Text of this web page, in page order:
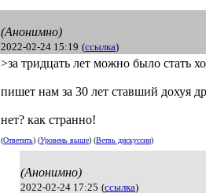
(Анонимно)
2022-02-24 15:19 (ссылка)
>за тридцать лет можно было стать
пишет нам за 30 лет ставший дохуя
нет? как странно!
(Ответить) (Уровень выше) (Ветвь дискуссии)
(Анонимно)
2022-02-24 17:25 (ссылка)